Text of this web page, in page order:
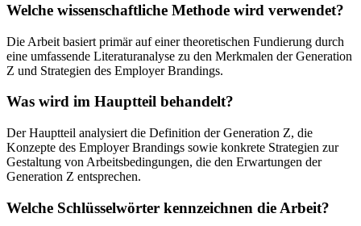
Welche wissenschaftliche Methode wird verwendet?
Die Arbeit basiert primär auf einer theoretischen Fundierung durch
eine umfassende Literaturanalyse zu den Merkmalen der Generation
Z und Strategien des Employer Brandings.
Was wird im Hauptteil behandelt?
Der Hauptteil analysiert die Definition der Generation Z, die
Konzepte des Employer Brandings sowie konkrete Strategien zur
Gestaltung von Arbeitsbedingungen, die den Erwartungen der
Generation Z entsprechen.
Welche Schlüsselwörter kennzeichnen die Arbeit?